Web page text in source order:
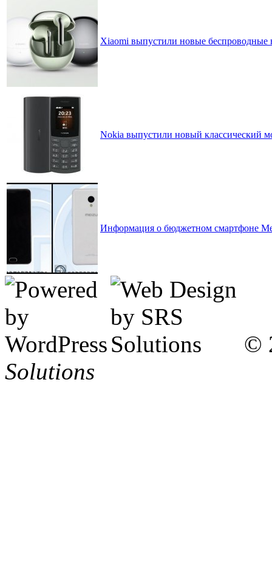
Xiaomi выпустили новые
Nokia выпустили новый классический
Информация о бюджетном смартфоне
©
Solutions